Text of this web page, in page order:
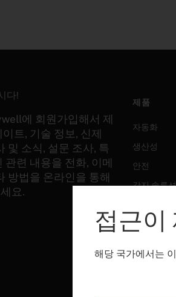
다!
에 회원가입해서 제
트, 기술 정보, 신제
및 소식, 설문 조사, 특
관련 내용을 전화, 이메
방법을 온라인을 통해
요.
제품
자동화
생산성
안전
감지 솔루션
소프트웨어
자동화
접근이
해당 국가에서는